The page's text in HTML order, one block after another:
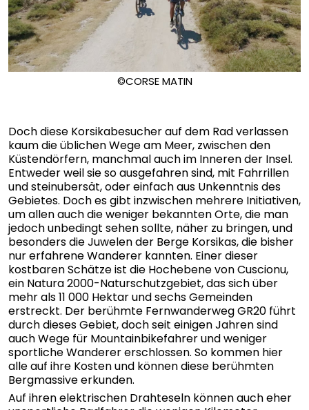
©CORSE MATIN
Doch diese Korsikabesucher auf dem Rad verlassen
kaum die üblichen Wege am Meer, zwischen den
Küstendörfern, manchmal auch im Inneren der Insel.
Entweder weil sie so ausgefahren sind, mit Fahrrillen
und steinubersät, oder einfach aus Unkenntnis des
Gebietes. Doch es gibt inzwischen mehrere Initiativen,
um allen auch die weniger bekannten Orte, die man
jedoch unbedingt sehen sollte, näher zu bringen, und
besonders die Juwelen der Berge Korsikas, die bisher
nur erfahrene Wanderer kannten. Einer dieser
kostbaren Schätze ist die Hochebene von Cuscionu,
ein Natura 2000-Naturschutzgebiet, das sich über
mehr als 11 000 Hektar und sechs Gemeinden
erstreckt. Der berühmte Fernwanderweg GR20 führt
durch dieses Gebiet, doch seit einigen Jahren sind
auch Wege für Mountainbikefahrer und weniger
sportliche Wanderer erschlossen. So kommen hier
alle auf ihre Kosten und können diese berühmten
Bergmassive erkunden.
Auf ihren elektrischen Drahteseln können auch eher